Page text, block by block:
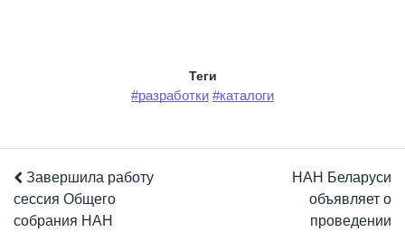
Теги
#разработки #каталоги
Завершила работу
сессия Общего
собрания НАН
НАН Беларуси
объявляет о
проведении